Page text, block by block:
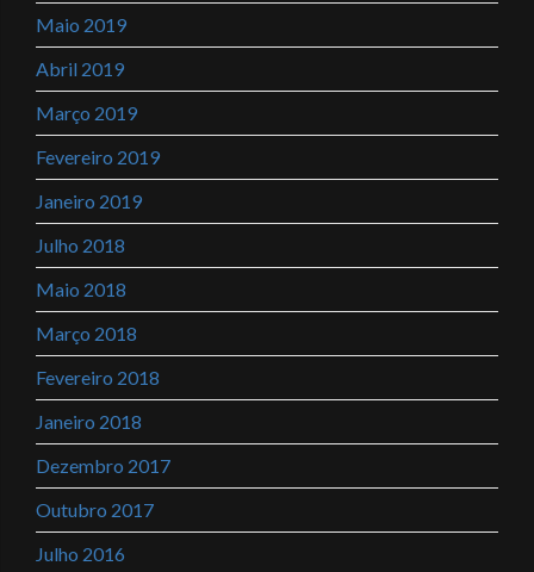
Maio 2019
Abril 2019
Março 2019
Fevereiro 2019
Janeiro 2019
Julho 2018
Maio 2018
Março 2018
Fevereiro 2018
Janeiro 2018
Dezembro 2017
Outubro 2017
Julho 2016